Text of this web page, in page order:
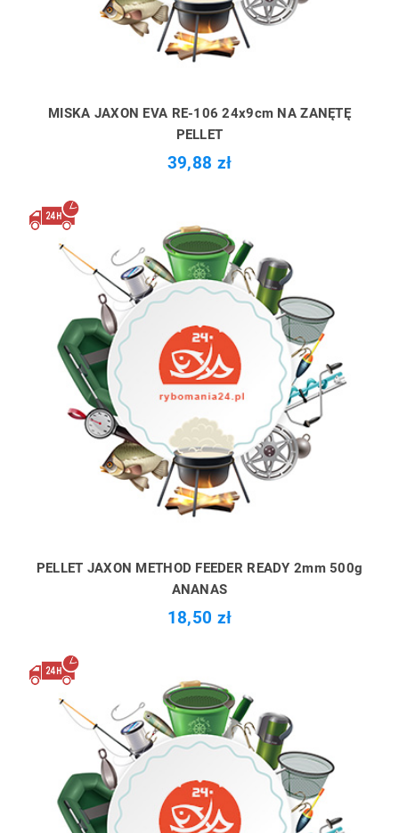
MISKA JAXON EVA RE-106 24x9cm NA ZANĘTĘ
PELLET
39,88 zł
PELLET JAXON METHOD FEEDER READY 2mm 500g
ANANAS
18,50 zł